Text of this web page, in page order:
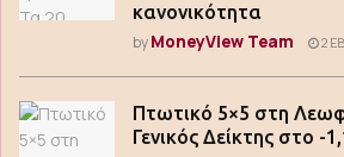
κανονικότητα
byMoneyView Team 2
Πτωτικό 5×5 στη
Γενικός Δείκτης στο -